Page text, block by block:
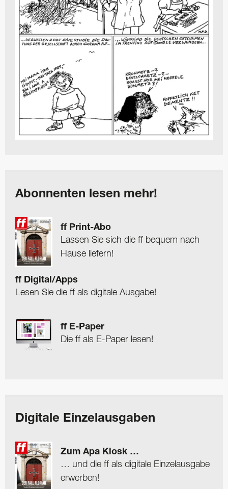
Abonnenten lesen mehr!
ff Print-Abo
Lassen Sie sich die ff bequem nach
Hause liefern!
ff Digital/Apps
Lesen Sie die ff als digitale Ausgabe!
ff E-Paper
Die ff als E-Paper lesen!
Digitale Einzelausgaben
Zum Apa Kiosk …
… und die ff als digitale Einzelausgabe
erwerben!